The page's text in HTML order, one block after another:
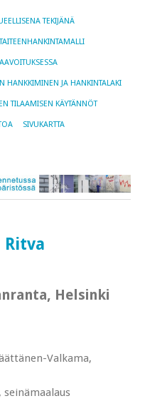
TEKIJÄNÄ
HANKKIMINEN JA HANKINTALAKI
TILAAMISEN KÄYTÄNNÖT
SIVUKARTTA
Ritva
Helsinki
Valkama,